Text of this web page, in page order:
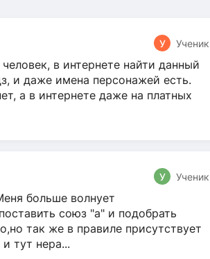
У Ученик
в интернете найти данный
и даже имена персонажей есть.
а в интернете даже на платных
У Ученик
больше волнует
союз "а" и подобрать
так же в правиле присутствует
тут нера...